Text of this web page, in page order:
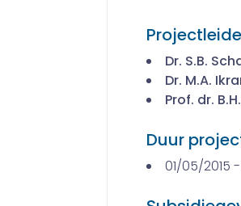
Dr. S.B.
Dr. M.A.
Prof. dr.
Duur
01/05/2015 -